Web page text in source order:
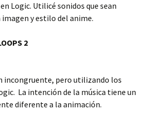
Logic. Utilicé sonidos que sean
y estilo del anime.
2
incongruente, pero utilizando los
La intención de la música tiene un
diferente a la animación.